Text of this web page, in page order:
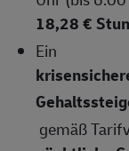
18,28 €
Ein
gemäß